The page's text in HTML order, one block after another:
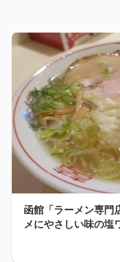
函館「ラーメン専門
メにやさしい味の塩